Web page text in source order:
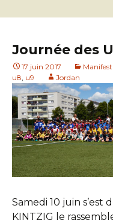
Journée des
17 juin 2017
u8, u9 Jordan
Samedi 10 juin s’est
KINTZIG le